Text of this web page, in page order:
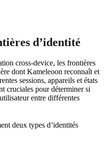
d’identité
cross-device, les frontières
dont Kameleoon reconnaît et
sessions, appareils et états
cruciales pour déterminer si
entre différentes
deux types d’identités